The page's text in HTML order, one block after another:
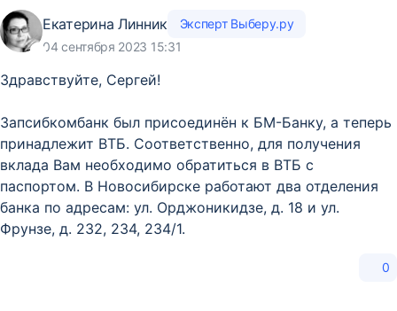
Екатерина Линник
Эксперт Выберу.ру
04 сентября 2023 15:31
Здравствуйте, Сергей!
Запсибкомбанк был присоединён к БМ-Банку, а теперь
принадлежит ВТБ. Соответственно, для получения
вклада Вам необходимо обратиться в ВТБ с
паспортом. В Новосибирске работают два отделения
банка по адресам: ул. Орджоникидзе, д. 18 и ул.
Фрунзе, д. 232, 234, 234/1.
0